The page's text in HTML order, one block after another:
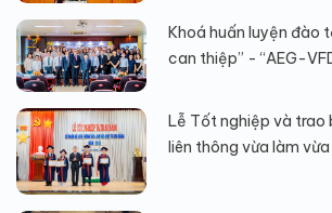
Khoá huấn luyện đào
can thiệp” - “AEG-
Lễ Tốt nghiệp và trao
liên thông vừa làm